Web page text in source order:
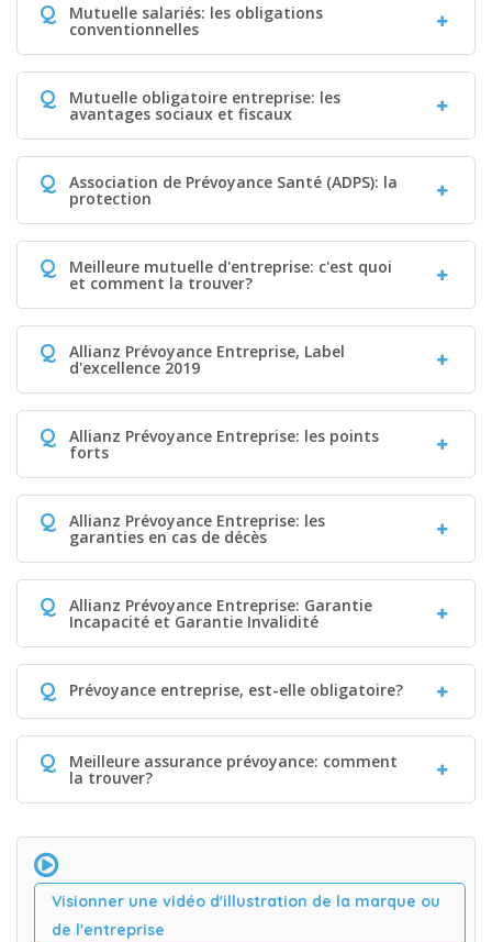
Q Mutuelle salariés: les obligations
conventionnelles
Q Mutuelle obligatoire entreprise: les
avantages sociaux et fiscaux
Q Association de Prévoyance Santé (ADPS): la
protection
Q Meilleure mutuelle d'entreprise: c'est quoi
et comment la trouver?
Q Allianz Prévoyance Entreprise, Label
d'excellence 2019
Q Allianz Prévoyance Entreprise: les points
forts
Q Allianz Prévoyance Entreprise: les
garanties en cas de décès
Q Allianz Prévoyance Entreprise: Garantie
Incapacité et Garantie Invalidité
Q Prévoyance entreprise, est-elle obligatoire?
Q Meilleure assurance prévoyance: comment
la trouver?
Visionner une vidéo d'illustration de la marque ou
de l'entreprise